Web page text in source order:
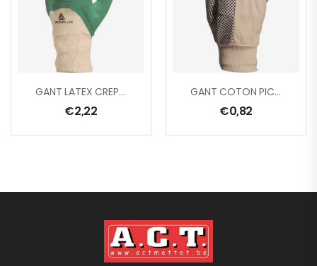
GANT LATEX CREPE VERT SUPPORT COTON DOS AERE
€2,22
GANT COTON PICOTS NOIR
€0,82